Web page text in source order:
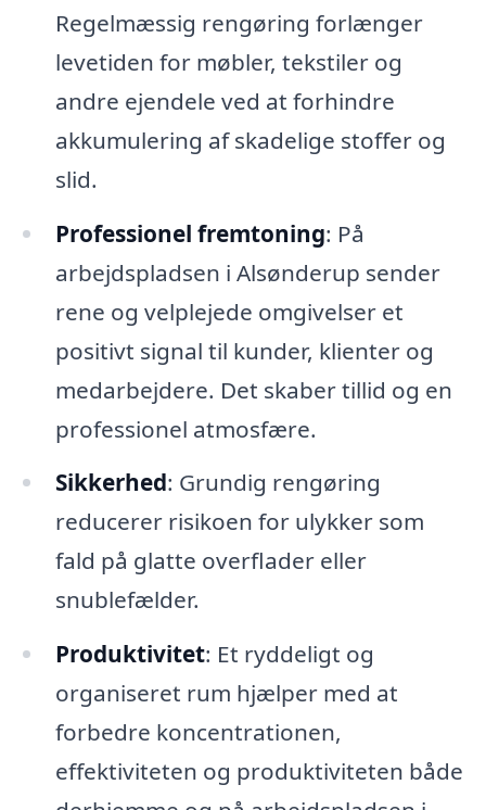
Regelmæssig rengøring forlænger
levetiden for møbler, tekstiler og
andre ejendele ved at forhindre
akkumulering af skadelige stoffer og
slid.
Professionel fremtoning: På
arbejdspladsen i Alsønderup sender
rene og velplejede omgivelser et
positivt signal til kunder, klienter og
medarbejdere. Det skaber tillid og en
professionel atmosfære.
Sikkerhed: Grundig rengøring
reducerer risikoen for ulykker som
fald på glatte overflader eller
snublefælder.
Produktivitet: Et ryddeligt og
organiseret rum hjælper med at
forbedre koncentrationen,
effektiviteten og produktiviteten både